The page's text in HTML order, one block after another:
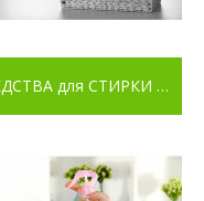
СРЕДСТВА для СТИРКИ БЕЛЬЯ